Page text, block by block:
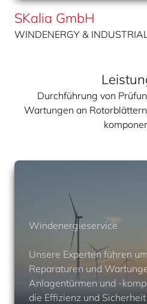
uns
Kontakt
SKalia GmbH
WINDENERGY &
Durchführung von
Wartungen an
Windenergieservice
Unsere Experten führen
Reparaturen und
Anlagentürmen und -
die Effizienz und